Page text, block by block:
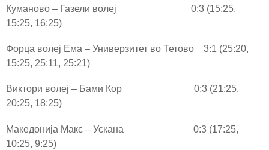
Куманово – Газели волеј 0:3 (15:25,
15:25, 16:25)
Форца волеј Ема – Универзитет во Тетово 3:1 (25:20,
15:25, 25:11, 25:21)
Виктори волеј – Бами Кор 0:3 (21:25,
20:25, 18:25)
Македонија Макс – Ускана 0:3 (17:25,
10:25, 9:25)